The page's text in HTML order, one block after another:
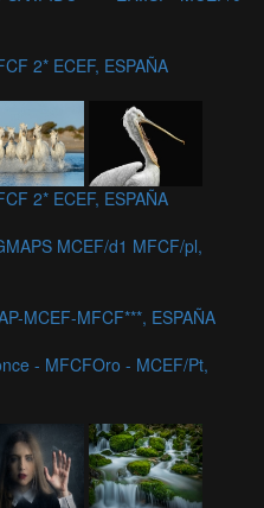
2* ECEF, ESPAÑA
2* ECEF, ESPAÑA
MCEF/d1 MFCF/pl,
MCEF-MFCF***, ESPAÑA
- MFCFOro - MCEF/Pt,